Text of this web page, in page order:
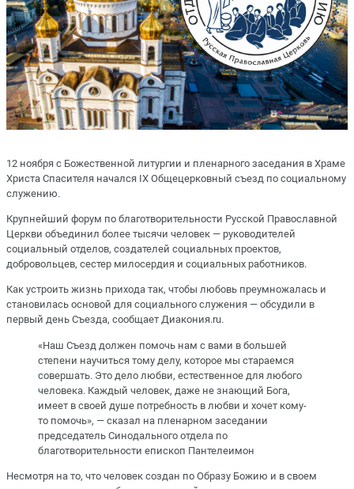
12 ноября с Божественной литургии и пленарного заседания в Храме
Христа Спасителя начался IX Общецерковный съезд по социальному
служению.
Крупнейший форум по благотворительности Русской Православной
Церкви объединил более тысячи человек — руководителей
социальный отделов, создателей социальных проектов,
добровольцев, сестер милосердия и социальных работников.
Как устроить жизнь прихода так, чтобы любовь преумножалась и
становилась основой для социального служения — обсудили в
первый день Съезда, сообщает Диакония.ru.
«Наш Съезд должен помочь нам с вами в большей
степени научиться тому делу, которое мы стараемся
совершать. Это дело любви, естественное для любого
человека. Каждый человек, даже не знающий Бога,
имеет в своей душе потребность в любви и хочет кому-
то помочь», — сказал на пленарном заседании
председатель Синодального отдела по
благотворительности епископ Пантелеимон
Несмотря на то, что человек создан по Образу Божию и в своем